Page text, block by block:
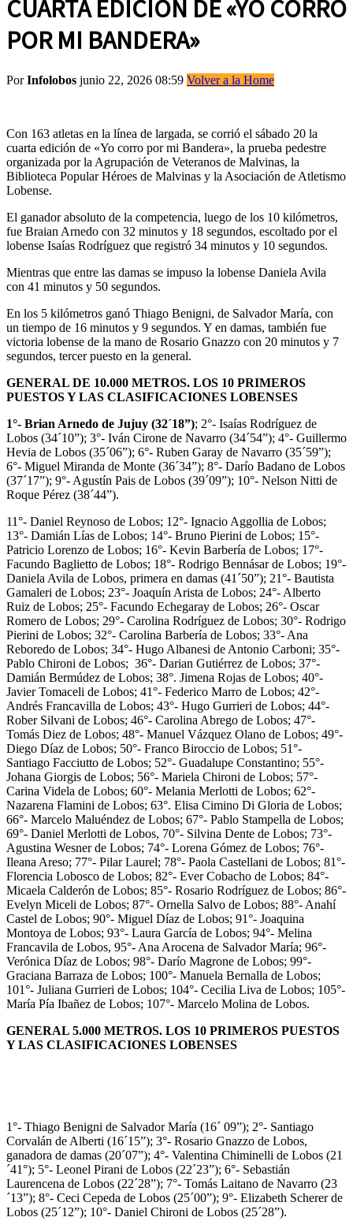
CUARTA EDICION DE «YO CORRO
POR MI BANDERA»
PorInfolobos junio 22, 2026 08:59 Volver a la Home
Con 163 atletas en la línea de largada, se corrió el sábado 20 la
cuarta edición de «Yo corro por mi Bandera», la prueba pedestre
organizada por la Agrupación de Veteranos de Malvinas, la
Biblioteca Popular Héroes de Malvinas y la Asociación de Atletismo
Lobense.
El ganador absoluto de la competencia, luego de los 10 kilómetros,
fue Braian Arnedo con 32 minutos y 18 segundos, escoltado por el
lobense Isaías Rodríguez que registró 34 minutos y 10 segundos.
Mientras que entre las damas se impuso la lobense Daniela Avila
con 41 minutos y 50 segundos.
En los 5 kilómetros ganó Thiago Benigni, de Salvador María, con
un tiempo de 16 minutos y 9 segundos. Y en damas, también fue
victoria lobense de la mano de Rosario Gnazzo con 20 minutos y 7
segundos, tercer puesto en la general.
GENERAL DE 10.000 METROS. LOS 10 PRIMEROS
PUESTOS Y LAS CLASIFICACIONES LOBENSES
1°- Brian Arnedo de Jujuy (32´18”); 2°- Isaías Rodríguez de
Lobos (34´10”); 3°- Iván Cirone de Navarro (34´54”); 4°- Guillermo
Hevia de Lobos (35´06”); 6°- Ruben Garay de Navarro (35´59”);
6°- Miguel Miranda de Monte (36´34”); 8°- Darío Badano de Lobos
(37´17”); 9°- Agustín Pais de Lobos (39´09”); 10°- Nelson Nitti de
Roque Pérez (38´44”).
11°- Daniel Reynoso de Lobos; 12°- Ignacio Aggollia de Lobos;
13°- Damián Lías de Lobos; 14°- Bruno Pierini de Lobos; 15°-
Patricio Lorenzo de Lobos; 16°- Kevin Barbería de Lobos; 17°-
Facundo Baglietto de Lobos; 18°- Rodrigo Bennásar de Lobos; 19°-
Daniela Avila de Lobos, primera en damas (41´50”); 21°- Bautista
Gamaleri de Lobos; 23°- Joaquín Arista de Lobos; 24°- Alberto
Ruiz de Lobos; 25°- Facundo Echegaray de Lobos; 26°- Oscar
Romero de Lobos; 29°- Carolina Rodríguez de Lobos; 30°- Rodrigo
Pierini de Lobos; 32°- Carolina Barbería de Lobos; 33°- Ana
Reboredo de Lobos; 34°- Hugo Albanesi de Antonio Carboni; 35°-
Pablo Chironi de Lobos; 36°- Darian Gutiérrez de Lobos; 37°-
Damián Bermúdez de Lobos; 38°. Jimena Rojas de Lobos; 40°-
Javier Tomaceli de Lobos; 41°- Federico Marro de Lobos; 42°-
Andrés Francavilla de Lobos; 43°- Hugo Gurrieri de Lobos; 44°-
Rober Silvani de Lobos; 46°- Carolina Abrego de Lobos; 47°-
Tomás Diez de Lobos; 48°- Manuel Vázquez Olano de Lobos; 49°-
Diego Díaz de Lobos; 50°- Franco Biroccio de Lobos; 51°-
Santiago Facciutto de Lobos; 52°- Guadalupe Constantino; 55°-
Johana Giorgis de Lobos; 56°- Mariela Chironi de Lobos; 57°-
Carina Videla de Lobos; 60°- Melania Merlotti de Lobos; 62°-
Nazarena Flamini de Lobos; 63°. Elisa Cimino Di Gloria de Lobos;
66°- Marcelo Maluéndez de Lobos; 67°- Pablo Stampella de Lobos;
69°- Daniel Merlotti de Lobos, 70°- Silvina Dente de Lobos; 73°-
Agustina Wesner de Lobos; 74°- Lorena Gómez de Lobos; 76°-
Ileana Areso; 77°- Pilar Laurel; 78°- Paola Castellani de Lobos; 81°-
Florencia Lobosco de Lobos; 82°- Ever Cobacho de Lobos; 84°-
Micaela Calderón de Lobos; 85°- Rosario Rodríguez de Lobos; 86°-
Evelyn Miceli de Lobos; 87°- Ornella Salvo de Lobos; 88°- Anahí
Castel de Lobos; 90°- Miguel Díaz de Lobos; 91°- Joaquina
Montoya de Lobos; 93°- Laura García de Lobos; 94°- Melina
Francavila de Lobos, 95°- Ana Arocena de Salvador María; 96°-
Verónica Díaz de Lobos; 98°- Darío Magrone de Lobos; 99°-
Graciana Barraza de Lobos; 100°- Manuela Bernalla de Lobos;
101°- Juliana Gurrieri de Lobos; 104°- Cecilia Liva de Lobos; 105°-
María Pía Ibañez de Lobos; 107°- Marcelo Molina de Lobos.
GENERAL 5.000 METROS. LOS 10 PRIMEROS PUESTOS
Y LAS CLASIFICACIONES LOBENSES
1°- Thiago Benigni de Salvador María (16´ 09”); 2°- Santiago
Corvalán de Alberti (16´15”); 3°- Rosario Gnazzo de Lobos,
ganadora de damas (20´07”); 4°- Valentina Chiminelli de Lobos (21
´41°); 5°- Leonel Pirani de Lobos (22´23”); 6°- Sebastián
Laurencena de Lobos (22´28”); 7°- Tomás Laitano de Navarro (23
´13”); 8°- Ceci Cepeda de Lobos (25´00”); 9°- Elizabeth Scherer de
Lobos (25´12”); 10°- Daniel Chironi de Lobos (25´28”).